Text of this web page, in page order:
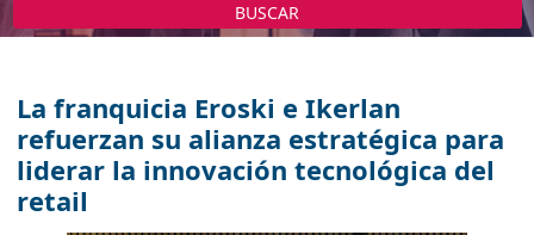
BUSCAR
La franquicia Eroski e Ikerlan
refuerzan su alianza estratégica para
liderar la innovación tecnológica del
retail